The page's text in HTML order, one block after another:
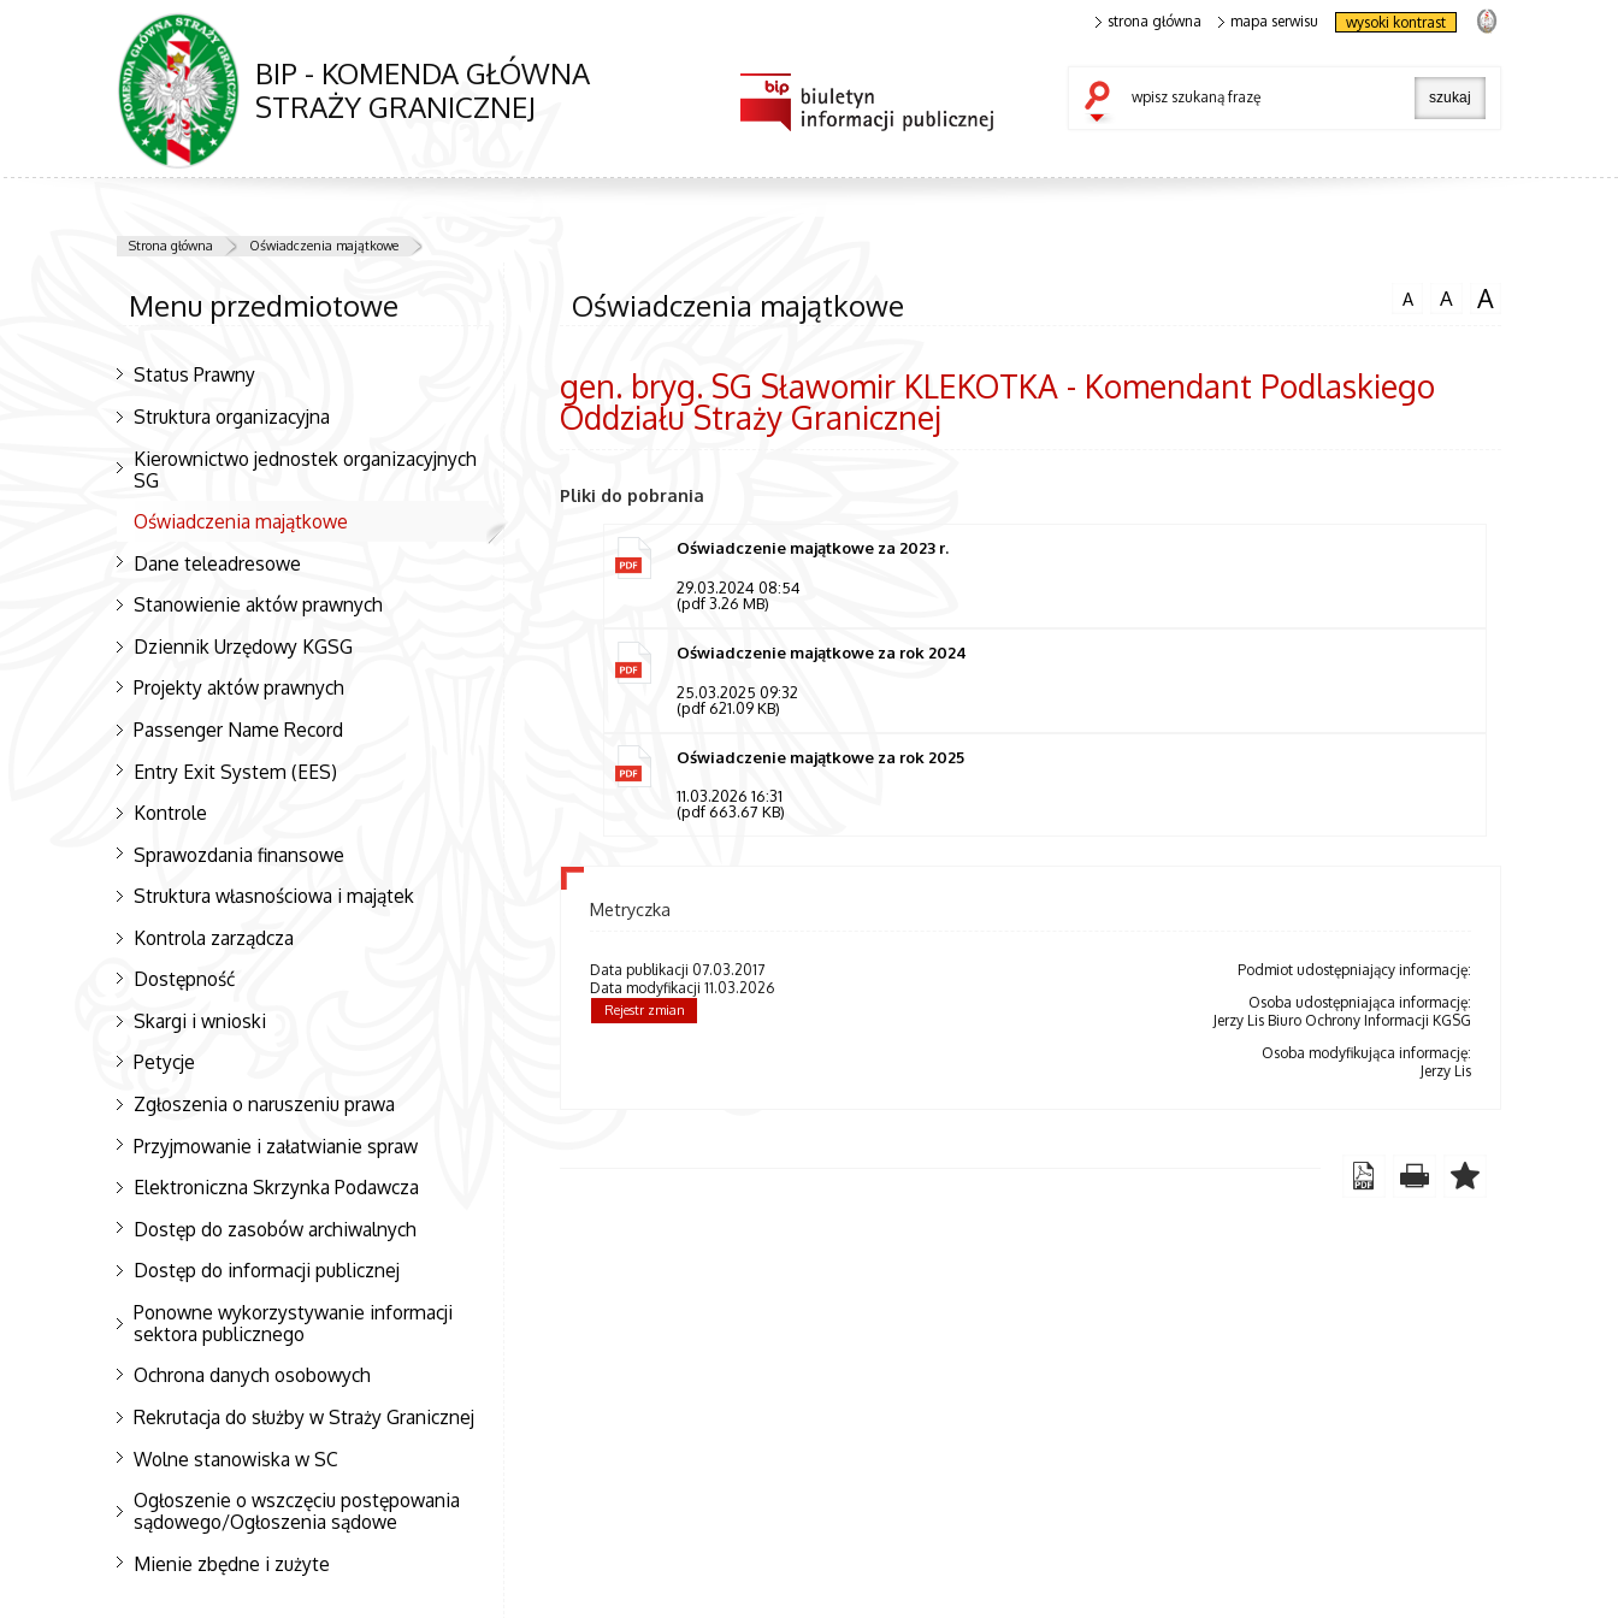
BIP - KOMENDA GŁÓWNA
STRAŻY GRANICZNEJ
strona główna mapa serwisu wysoki kontrast
wpisz szukaną frazę
Strona główna Oświadczenia majątkowe
Menu przedmiotowe
Status Prawny
Struktura organizacyjna
Kierownictwo jednostek organizacyjnych
SG
Oświadczenia majątkowe
Dane teleadresowe
Stanowienie aktów prawnych
Dziennik Urzędowy KGSG
Projekty aktów prawnych
Passenger Name Record
Entry Exit System (EES)
Kontrole
Sprawozdania finansowe
Struktura własnościowa i majątek
Kontrola zarządcza
Dostępność
Skargi i wnioski
Petycje
Zgłoszenia o naruszeniu prawa
Przyjmowanie i załatwianie spraw
Elektroniczna Skrzynka Podawcza
Dostęp do zasobów archiwalnych
Dostęp do informacji publicznej
Ponowne wykorzystywanie informacji
sektora publicznego
Ochrona danych osobowych
Rekrutacja do służby w Straży Granicznej
Wolne stanowiska w SC
Ogłoszenie o wszczęciu postępowania
sądowego/Ogłoszenia sądowe
Mienie zbędne i zużyte
Oświadczenia majątkowe A A A
gen. bryg. SG Sławomir KLEKOTKA - Komendant Podlaskiego
Oddziału Straży Granicznej
Pliki do pobrania
Oświadczenie majątkowe za 2023 r.
29.03.2024 08:54
(pdf 3.26 MB)
Oświadczenie majątkowe za rok 2024
25.03.2025 09:32
(pdf 621.09 KB)
Oświadczenie majątkowe za rok 2025
11.03.2026 16:31
(pdf 663.67 KB)
Metryczka
Data publikacji 07.03.2017
Data modyfikacji 11.03.2026
Rejestr zmian
Podmiot udostępniający informację:
Osoba udostępniająca informację:
Jerzy Lis Biuro Ochrony Informacji KGSG
Osoba modyfikująca informację:
Jerzy Lis